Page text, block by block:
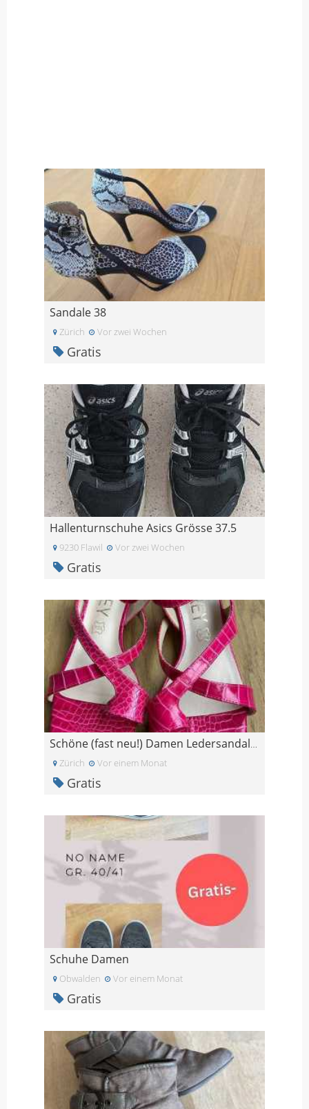
Sandale 38
Zürich Vor zwei Wochen
Gratis
Hallenturnschuhe Asics Grösse 37.5
9230 Flawil Vor zwei Wochen
Gratis
Schöne (fast neu!) Damen Ledersandalen, pink, Gr.3
Zürich Vor einem Monat
Gratis
Schuhe Damen
Obwalden Vor einem Monat
Gratis